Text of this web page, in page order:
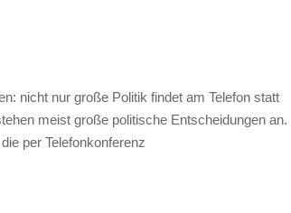
nicht nur große Politik findet am Telefon statt
meist große politische Entscheidungen an.
per Telefonkonferenz